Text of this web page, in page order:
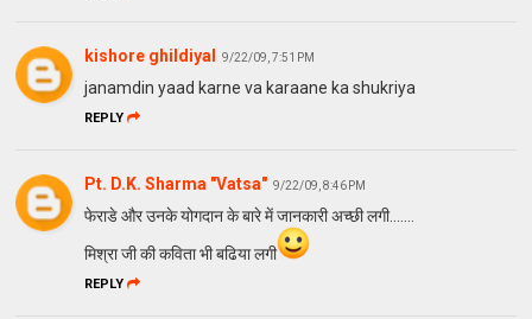
kishore ghildiyal 9/22/09, 7:51 PM
janamdin yaad karne va karaane ka shukriya
REPLY
Pt. D.K. Sharma "Vatsa" 9/22/09, 8:46 PM
फेराडे और उनके योगदान के बारे में जानकारी अच्छी लगी.......
मिश्रा जी की कविता भी बढिया लगी
REPLY